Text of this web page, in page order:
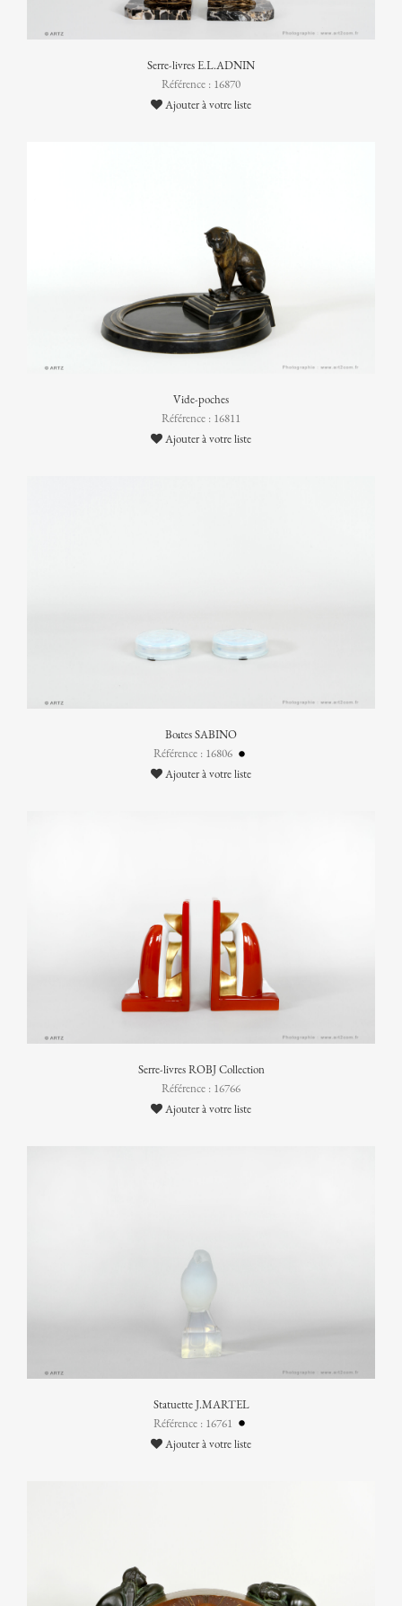
Serre-livres E.L.ADNIN
Référence : 16870
Ajouter à votre liste
Vide-poches
Référence : 16811
Ajouter à votre liste
Boîtes SABINO
Référence : 16806
Ajouter à votre liste
Serre-livres ROBJ Collection
Référence : 16766
Ajouter à votre liste
Statuette J.MARTEL
Référence : 16761
Ajouter à votre liste